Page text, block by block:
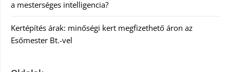
a mesterséges intelligencia?
Kertépítés árak: minőségi kert megfizethető áron az
Esőmester Bt.-vel